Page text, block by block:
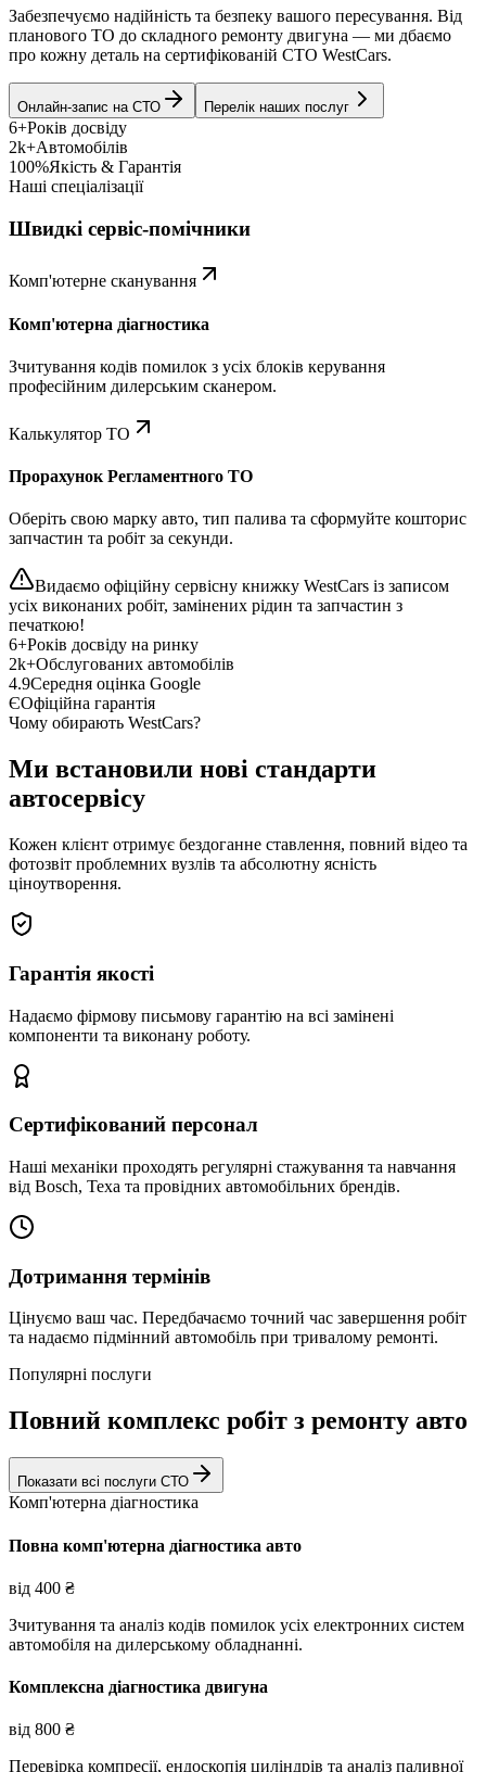
Забезпечуємо надійність та безпеку вашого пересування. Від
планового ТО до складного ремонту двигуна — ми дбаємо
про кожну деталь на сертифікованій СТО WestCars.
Онлайн-запис на СТО Перелік наших послуг
6+Років досвіду
2k+Автомобілів
100%Якість & Гарантія
Наші спеціалізації
Швидкі сервіс-помічники
Комп'ютерне сканування
Комп'ютерна діагностика
Зчитування кодів помилок з усіх блоків керування
професійним дилерським сканером.
Калькулятор ТО
Прорахунок Регламентного ТО
Оберіть свою марку авто, тип палива та сформуйте кошторис
запчастин та робіт за секунди.
Видаємо офіційну сервісну книжку WestCars із записом
усіх виконаних робіт, замінених рідин та запчастин з
печаткою!
6+Років досвіду на ринку
2k+Обслугованих автомобілів
4.9Середня оцінка Google
ЄОфіційна гарантія
Чому обирають WestCars?
Ми встановили нові стандарти
автосервісу
Кожен клієнт отримує бездоганне ставлення, повний відео та
фотозвіт проблемних вузлів та абсолютну ясність
ціноутворення.
Гарантія якості
Надаємо фірмову письмову гарантію на всі замінені
компоненти та виконану роботу.
Сертифікований персонал
Наші механіки проходять регулярні стажування та навчання
від Bosch, Texa та провідних автомобільних брендів.
Дотримання термінів
Цінуємо ваш час. Передбачаємо точний час завершення робіт
та надаємо підмінний автомобіль при тривалому ремонті.
Популярні послуги
Повний комплекс робіт з ремонту авто
Показати всі послуги СТО
Комп'ютерна діагностика
Повна комп'ютерна діагностика авто
від 400 ₴
Зчитування та аналіз кодів помилок усіх електронних систем
автомобіля на дилерському обладнанні.
Комплексна діагностика двигуна
від 800 ₴
Перевірка компресії, ендоскопія циліндрів та аналіз паливної